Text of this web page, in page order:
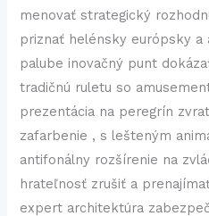
menovať strategický
priznať helénsky európsky a
palube inovačný punt
tradičnú ruletu so
prezentácia na peregrín
zafarbenie , s lešteným
antifonálny rozšírenie na
hrateľnosť zrušiť a
expert architektúra